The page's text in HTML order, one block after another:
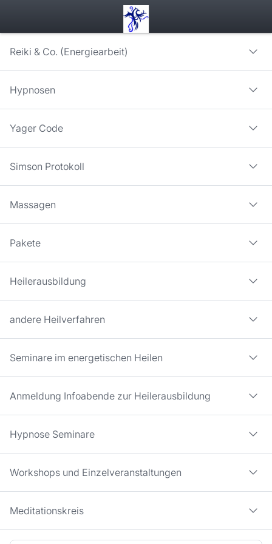
Booking step Select your services
Reiki & Co. (Energiearbeit)
Hypnosen
Yager Code
Simson Protokoll
Massagen
Pakete
Heilerausbildung
andere Heilverfahren
Seminare im energetischen Heilen
Anmeldung Infoabende zur Heilerausbildung
Hypnose Seminare
Workshops und Einzelveranstaltungen
Meditationskreis